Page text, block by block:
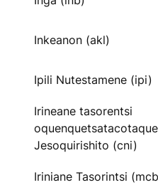
Inkeanon (akl)
Ipili Nutestamene (ipi)
Irineane tasorentsi
Jesoquirishito (cni)
Iriniane Tasorintsi